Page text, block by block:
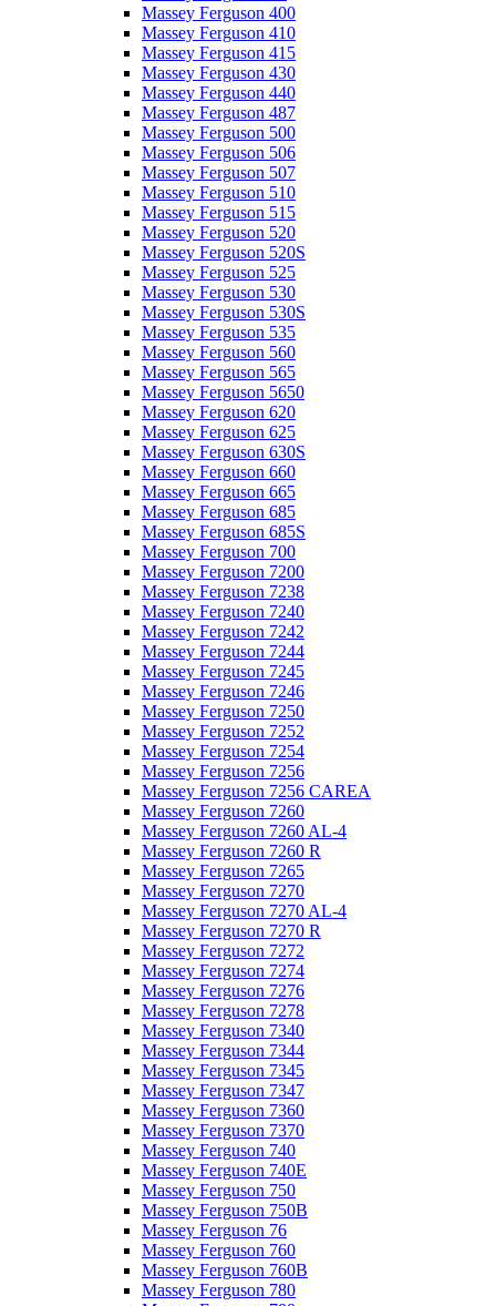
Massey Ferguson 400
Massey Ferguson 410
Massey Ferguson 415
Massey Ferguson 430
Massey Ferguson 440
Massey Ferguson 487
Massey Ferguson 500
Massey Ferguson 506
Massey Ferguson 507
Massey Ferguson 510
Massey Ferguson 515
Massey Ferguson 520
Massey Ferguson 520S
Massey Ferguson 525
Massey Ferguson 530
Massey Ferguson 530S
Massey Ferguson 535
Massey Ferguson 560
Massey Ferguson 565
Massey Ferguson 5650
Massey Ferguson 620
Massey Ferguson 625
Massey Ferguson 630S
Massey Ferguson 660
Massey Ferguson 665
Massey Ferguson 685
Massey Ferguson 685S
Massey Ferguson 700
Massey Ferguson 7200
Massey Ferguson 7238
Massey Ferguson 7240
Massey Ferguson 7242
Massey Ferguson 7244
Massey Ferguson 7245
Massey Ferguson 7246
Massey Ferguson 7250
Massey Ferguson 7252
Massey Ferguson 7254
Massey Ferguson 7256
Massey Ferguson 7256 CAREA
Massey Ferguson 7260
Massey Ferguson 7260 AL-4
Massey Ferguson 7260 R
Massey Ferguson 7265
Massey Ferguson 7270
Massey Ferguson 7270 AL-4
Massey Ferguson 7270 R
Massey Ferguson 7272
Massey Ferguson 7274
Massey Ferguson 7276
Massey Ferguson 7278
Massey Ferguson 7340
Massey Ferguson 7344
Massey Ferguson 7345
Massey Ferguson 7347
Massey Ferguson 7360
Massey Ferguson 7370
Massey Ferguson 740
Massey Ferguson 740E
Massey Ferguson 750
Massey Ferguson 750B
Massey Ferguson 76
Massey Ferguson 760
Massey Ferguson 760B
Massey Ferguson 780